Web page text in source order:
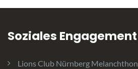
Soziales Engagement
Lions Club Nürnberg Melanchthon